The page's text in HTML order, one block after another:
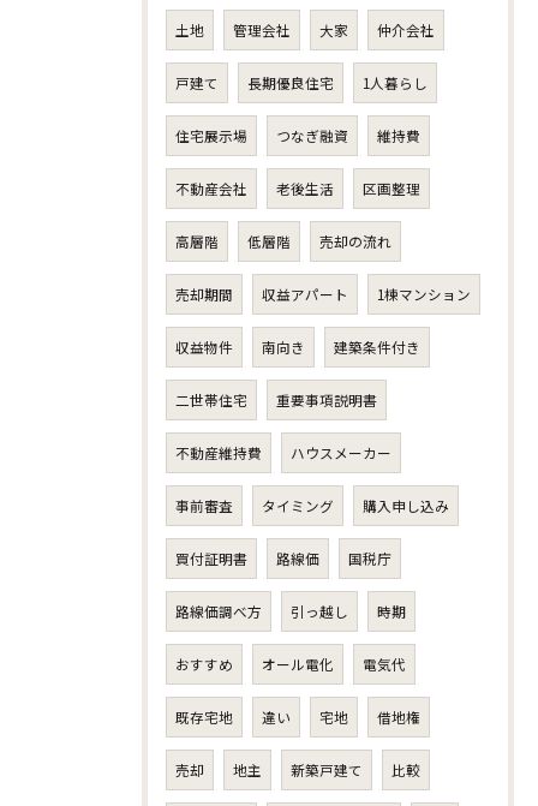
土地 管理会社 大家 仲介会社
戸建て 長期優良住宅 1人暮らし
住宅展示場 つなぎ融資 維持費
不動産会社 老後生活 区画整理
高層階 低層階 売却の流れ
売却期間 収益アパート 1棟マンション
収益物件 南向き 建築条件付き
二世帯住宅 重要事項説明書
不動産維持費 ハウスメーカー
事前審査 タイミング 購入申し込み
買付証明書 路線価 国税庁
路線価調べ方 引っ越し 時期
おすすめ オール電化 電気代
既存宅地 違い 宅地 借地権
売却 地主 新築戸建て 比較